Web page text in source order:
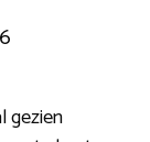
gezien